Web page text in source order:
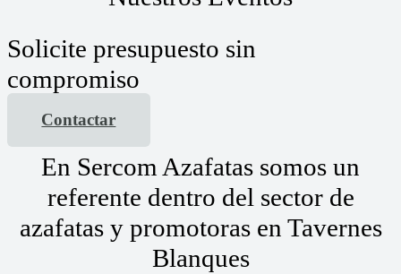
Solicite presupuesto sin
compromiso
Contactar
En Sercom Azafatas somos un
referente dentro del sector de
azafatas y promotoras en Tavernes
Blanques